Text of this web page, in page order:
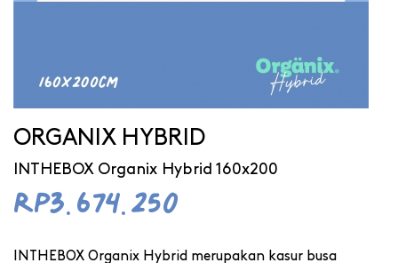
ORGANIX HYBRID
INTHEBOX Organix Hybrid 160x200
Rp3.674.250
INTHEBOX Organix Hybrid merupakan kasur busa